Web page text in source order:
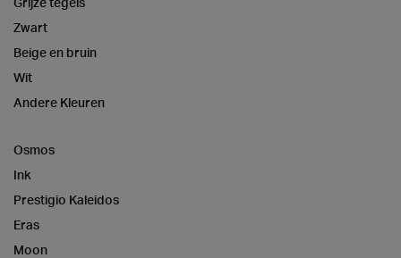
Zwart
Beige en bruin
Wit
Andere Kleuren
Osmos
Ink
Prestigio Kaleidos
Eras
Moon